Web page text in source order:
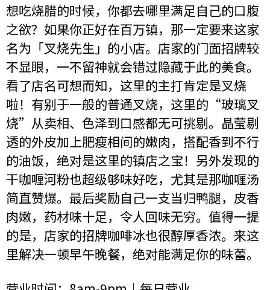
想吃烧腊的时候，你都去哪里满足自己的口腹
之欲？如果你正好在百万镇，那一定要来这家
名为「叉烧先生」的小店。店家的门面招牌较
不显眼，一不留神就会错过隐藏于此的美食。
看了店名可想而知，这里的主打肯定是叉烧
啦！有别于一般的普通叉烧，这里的“玻璃叉
烧”从卖相、色泽到口感都无可挑剔。晶莹剔
透的外皮加上肥瘦相间的嫩肉，搭配香到不行
的油饭，绝对是这里的镇店之宝！另外发现的
干咖喱河粉也超级够味好吃，尤其是那咖喱汤
简直赞爆。最后奖励自己一支当归鸭腿，皮香
肉嫩，药材味十足，令人回味无穷。值得一提
的是，店家的招牌咖啡冰也很醇厚香浓。来这
里解决一顿早午晚餐，绝对能满足你的味蕾。